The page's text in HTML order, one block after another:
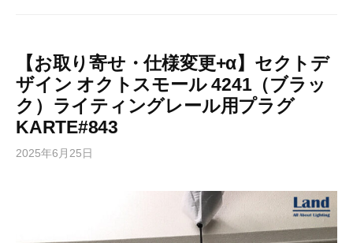
【お取り寄せ・仕様変更+α】セクトデ
ザイン オクトスモール 4241（ブラッ
ク）ライティングレール用プラグ
KARTE#843
2025年6月25日